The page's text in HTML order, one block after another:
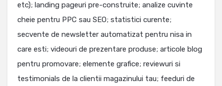
etc); landing pageuri pre-construite; analize cuvinte
cheie pentru PPC sau SEO; statistici curente;
secvente de newsletter automatizat pentru nisa in
care esti; videouri de prezentare produse; articole blog
pentru promovare; elemente grafice; reviewuri si
testimonials de la clientii magazinului tau; feeduri de